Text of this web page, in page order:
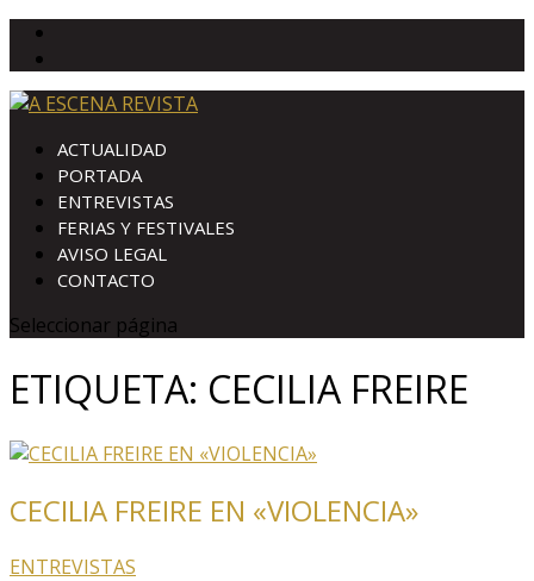
ACTUALIDAD
PORTADA
ENTREVISTAS
FERIAS Y FESTIVALES
AVISO LEGAL
CONTACTO
Seleccionar página
ETIQUETA: CECILIA FREIRE
CECILIA FREIRE EN «VIOLENCIA»
ENTREVISTAS